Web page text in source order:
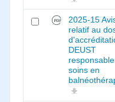
2025-15
relatif au
DEUST
soins en